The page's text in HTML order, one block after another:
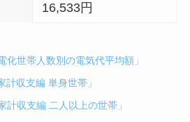
16,533円
化世帯人数別の電気代平均額」
収支編 単身世帯」
計収支編 二人以上の世帯」